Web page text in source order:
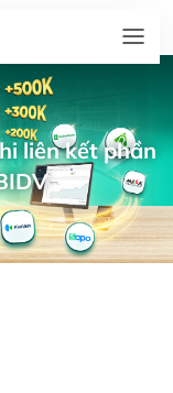
liên kết phần